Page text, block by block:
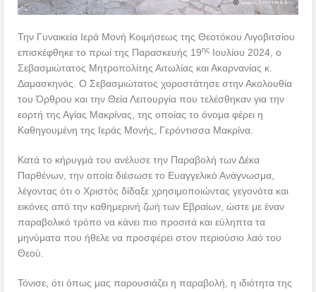
Την Γυναικεία Ιερά Μονή Κοιμήσεως της Θεοτόκου Λιγοβιτσίου
επισκέφθηκε το πρωί της Παρασκευής 19ης Ιουλίου 2024, ο
Σεβασμιώτατος Μητροπολίτης Αιτωλίας και Ακαρνανίας κ.
Δαμασκηνός. Ο Σεβασμιώτατος χοροστάτησε στην Ακολουθία
του Όρθρου και την Θεία Λειτουργία που τελέσθηκαν για την
εορτή της Αγίας Μακρίνας, της οποίας το όνομα φέρει η
Καθηγουμένη της Ιεράς Μονής, Γερόντισσα Μακρίνα.
Κατά το κήρυγμά του ανέλυσε την Παραβολή των Δέκα
Παρθένων, την οποία διέσωσε το Ευαγγελικό Ανάγνωσμα,
λέγοντας ότι ο Χριστός δίδαξε χρησιμοποιώντας γεγονότα και
εικόνες από την καθημερινή ζωή των Εβραίων, ώστε με έναν
παραβολικό τρόπο να κάνει πιο προσιτά και εύληπτα τα
μηνύματα που ήθελε να προσφέρει στον περιούσιο λαό του
Θεού.
Τόνισε, ότι όπως μας παρουσιάζει η παραβολή, η ιδιότητα της